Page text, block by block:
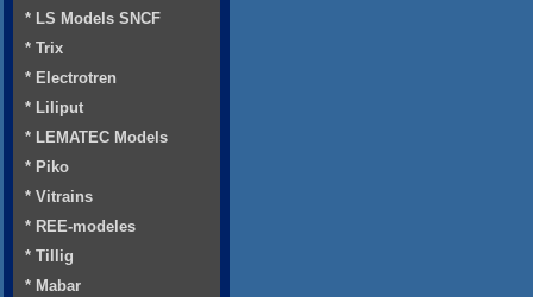
* LS Models SNCF
* Trix
* Electrotren
* Liliput
* LEMATEC Models
* Piko
* Vitrains
* REE-modeles
* Tillig
* Mabar